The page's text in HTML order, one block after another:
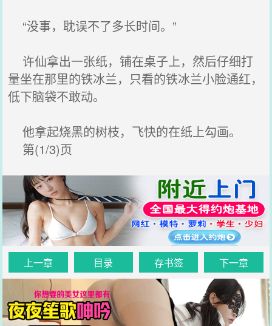
“没事，耽误不了多长时间。”
许仙拿出一张纸，铺在桌子上，然后仔细打
量坐在那里的铁冰兰，只看的铁冰兰小脸通红，
低下脑袋不敢动。
他拿起烧黑的树枝，飞快的在纸上勾画。
第(1/3)页
上一章 目录 存书签 下一章